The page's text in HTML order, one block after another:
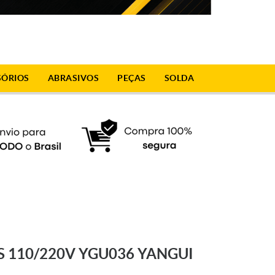
ABRASIVOS PEÇAS SOLDA
110/220V YGU036 YANGUI